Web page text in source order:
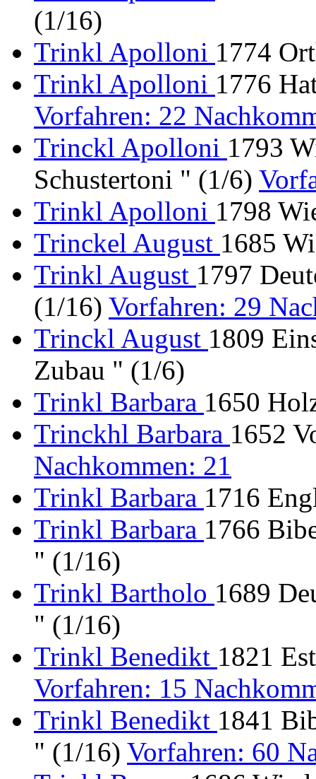
(1/16)
Trinkl Apolloni 1774
Trinkl Apolloni 1776
Vorfahren: 22
Trinckl Apolloni 1793
Schustertoni " (1/6)
Trinkl Apolloni 1798
Trinckel August 1685
Trinkl August 1797
(1/16) Vorfahren: 29
Trinckl August 1809
Zubau " (1/6)
Trinkl Barbara 1650
Trinckhl Barbara 1652
Nachkommen: 21
Trinkl Barbara 1716
Trinkl Barbara 1766
" (1/16)
Trinkl Bartholo 1689
" (1/16)
Trinkl Benedikt 1821
Vorfahren: 15
Trinkl Benedikt 1841
" (1/16) Vorfahren: 60